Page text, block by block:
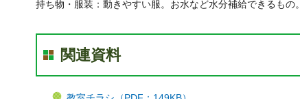
持ち物・服装：動きやすい服。お水など水分補給できるもの。
関連資料